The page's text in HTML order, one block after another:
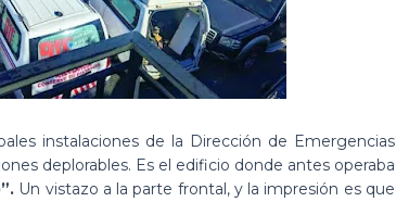
instalaciones de la Dirección de Emergencias
deplorables. Es el edificio donde antes operaba
Un vistazo a la parte frontal, y la impresión es que